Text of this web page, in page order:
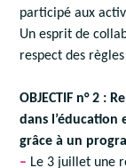
participé aux
Un esprit de
respect des
OBJECTIF n° 2 :
dans
grâce à un
– Le 3 juillet une